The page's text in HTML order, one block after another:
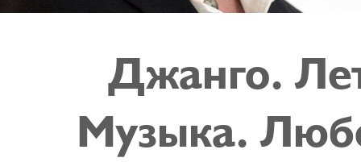
Джанго.
Музыка.